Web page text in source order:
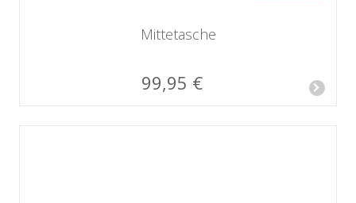
Mittetasche
99,95 €